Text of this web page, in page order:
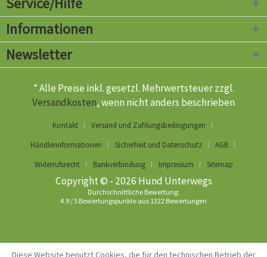
Informationen
Newsletter
* Alle Preise inkl. gesetzl. Mehrwertsteuer zzgl.
Versandkosten, wenn nicht anders beschrieben
Kontakt
Versand und Zahlungsbedingungen
Händlerinformationen
Sicherheit und Datenschutz
AGB
Widerrufsrecht
Bankverbindung Impressum Sitemap
Copyright © - 2026 Hund Unterwegs
Durchschnittliche Bewertung:
4.9 / 5 Bewertungspunkte aus 1322 Bewertungen
Diese Website benutzt Cookies, die für den technischen Betrieb der